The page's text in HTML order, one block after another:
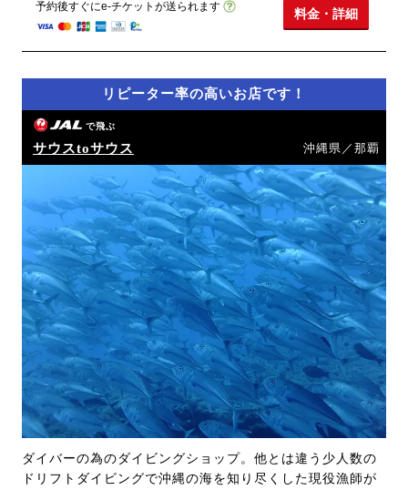
予約後すぐにe-チケットが送られます
料金・詳細
リピーター率の高いお店です！
で飛ぶ
サウスtoサウス 沖縄県／那覇
ダイバーの為のダイビングショップ。他とは違う少人数の
ドリフトダイビングで沖縄の海を知り尽くした現役漁師が